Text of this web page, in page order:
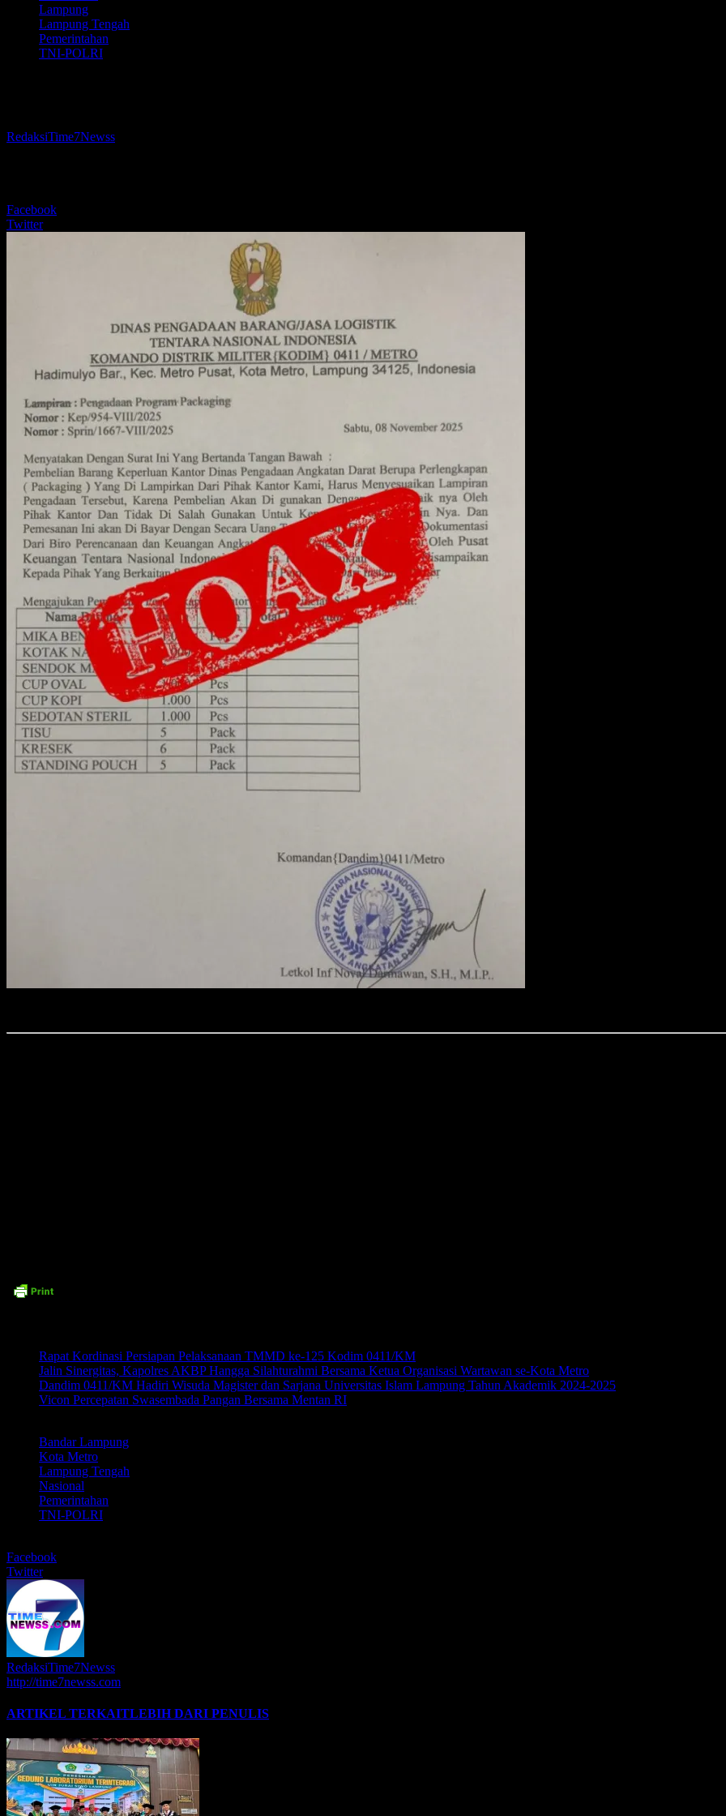
Lampung
Lampung Tengah
Pemerintahan
TNI-POLRI
RedaksiTime7Newss
Facebook
Twitter
Rapat Kordinasi Persiapan Pelaksanaan TMMD ke-125 Kodim 0411/KM
Jalin Sinergitas, Kapolres AKBP Hangga Silahturahmi Bersama Ketua Organisasi Wartawan se-Kota Metro
Dandim 0411/KM Hadiri Wisuda Magister dan Sarjana Universitas Islam Lampung Tahun Akademik 2024-2025
Vicon Percepatan Swasembada Pangan Bersama Mentan RI
Bandar Lampung
Kota Metro
Lampung Tengah
Nasional
Pemerintahan
TNI-POLRI
Facebook
Twitter
RedaksiTime7Newss
http://time7newss.com
ARTIKEL TERKAITLEBIH DARI PENULIS